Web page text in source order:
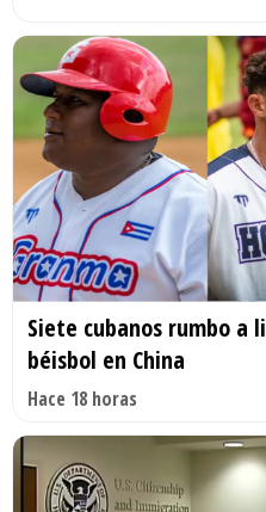
Siete cubanos rumbo a
béisbol en China
Hace 18 horas